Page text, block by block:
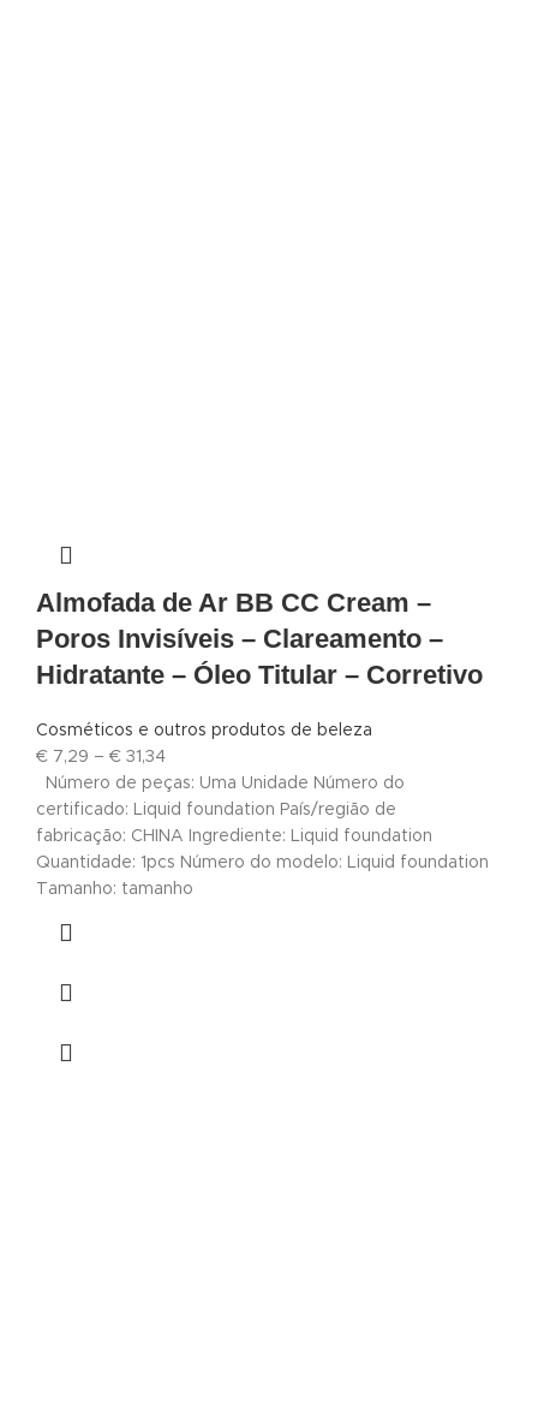
Almofada de Ar BB CC Cream –
Poros Invisíveis – Clareamento –
Hidratante – Óleo Titular – Corretivo
Cosméticos e outros produtos de beleza
€ 7,29 – € 31,34
Número de peças: Uma Unidade Número do
certificado: Liquid foundation País/região de
fabricação: CHINA Ingrediente: Liquid foundation
Quantidade: 1pcs Número do modelo: Liquid foundation
Tamanho: tamanho